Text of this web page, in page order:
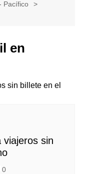
Pacífico
en
viajeros sin
0